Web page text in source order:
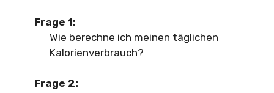
Frage 1:
Wie berechne ich meinen täglichen
Kalorienverbrauch?
Frage 2: